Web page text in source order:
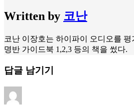
Written by 코난
코난 이장호는 하이파이 오디오를
명반 가이드북 1,2,3 등의 책을 썼다.
답글 남기기